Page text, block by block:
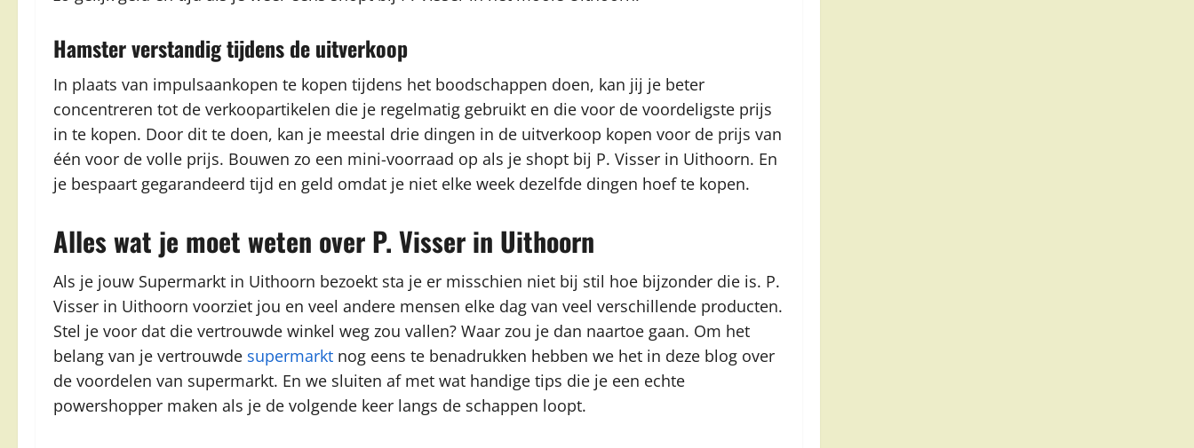
Hamster verstandig tijdens de uitverkoop
In plaats van impulsaankopen te kopen tijdens het boodschappen doen, kan jij je beter
concentreren tot de verkoopartikelen die je regelmatig gebruikt en die voor de voordeligste prijs
in te kopen. Door dit te doen, kan je meestal drie dingen in de uitverkoop kopen voor de prijs van
één voor de volle prijs. Bouwen zo een mini-voorraad op als je shopt bij P. Visser in Uithoorn. En
je bespaart gegarandeerd tijd en geld omdat je niet elke week dezelfde dingen hoef te kopen.
Alles wat je moet weten over P. Visser in Uithoorn
Als je jouw Supermarkt in Uithoorn bezoekt sta je er misschien niet bij stil hoe bijzonder die is. P.
Visser in Uithoorn voorziet jou en veel andere mensen elke dag van veel verschillende producten.
Stel je voor dat die vertrouwde winkel weg zou vallen? Waar zou je dan naartoe gaan. Om het
belang van je vertrouwde supermarkt nog eens te benadrukken hebben we het in deze blog over
de voordelen van supermarkt. En we sluiten af met wat handige tips die je een echte
powershopper maken als je de volgende keer langs de schappen loopt.